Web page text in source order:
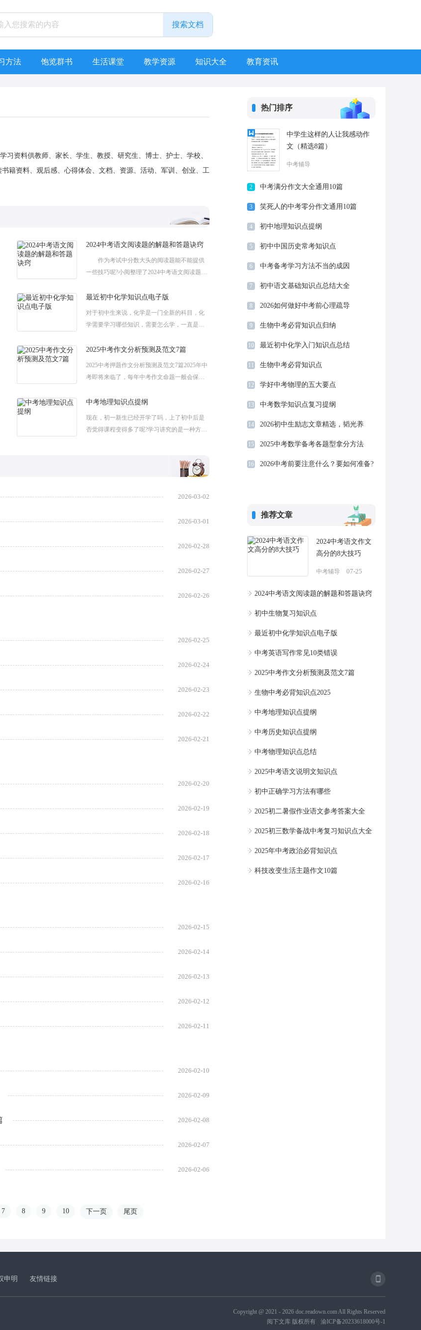
方法 饱览群书 生活课堂 教学资源 知识大全 教育资讯
习资料供教师、家长、学生、教授、研究生、博士、护士、学校、
籍资料、观后感、心得体会、文档、资源、活动、军训、创业、工
2024中考语文阅读题的解题和答题诀窍
作为考试中分数大头的阅读题能不能提供
一些技巧呢?小阅整理了2024中考语文阅读题的
中考语文阅读题的解题和答题诀窍
最近初中化学知识点电子版
对于初中生来说，化学是一门全新的科目，化
学需要学习哪些知识，需要怎么学，一直是学
化学知识点电子版，希望大家喜欢!初中化学
2025中考作文分析预测及范文7篇
2025中考押题作文分析预测及范文7篇2025年中
考即将来临了，每年中考作文命题一般会保持
变，变中出新。那么今天小阅在这
中考地理知识点提纲
现在，初一新生已经开学了吗，上了初中后是
否觉得课程变得多了呢?学习讲究的是一种方
2026-03-02
2026-03-01
2026-02-28
2026-02-27
2026-02-26
2026-02-25
2026-02-24
2026-02-23
2026-02-22
2026-02-21
2026-02-20
2026-02-19
2026-02-18
2026-02-17
2026-02-16
2026-02-15
2026-02-14
2026-02-13
2026-02-12
2026-02-11
2026-02-10
2026-02-09
2026-02-08
2026-02-07
2026-02-06
7 8 9 10 下一页 尾页
热门排序
中学生这样的人让我感动作
文（精选8篇）
中考辅导
2 中考满分作文大全通用10篇
3 笑死人的中考零分作文通用10篇
4 初中地理知识点提纲
5 初中中国历史常考知识点
6 中考备考学习方法不当的成因
7 初中语文基础知识点总结大全
8 2026如何做好中考前心理疏导
9 生物中考必背知识点归纳
10 最近初中化学入门知识点总结
11 生物中考必背知识点
12 学好中考物理的五大要点
13 中考数学知识点复习提纲
14
2026初中生励志文章精选，韬光养
晦，磨砺自己5篇
15 2025中考数学备考各题型拿分方法
16 2026中考前要注意什么？要如何准备?
推荐文章
2024中考语文作文
高分的8大技巧
中考辅导 07-25
2024中考语文阅读题的解题和答题诀窍
初中生物复习知识点
最近初中化学知识点电子版
中考英语写作常见10类错误
2025中考作文分析预测及范文7篇
生物中考必背知识点2025
中考地理知识点提纲
中考历史知识点提纲
中考物理知识点总结
2025中考语文说明文知识点
初中正确学习方法有哪些
2025初二暑假作业语文参考答案大全
2025初三数学备战中考复习知识点大全
2025年中考政治必背知识点
科技改变生活主题作文10篇
申明 友情链接
Copyright @ 2021 - 2026 doc.readown.com All Rights Reserved
阅下文库 版权所有
渝ICP备20233618000号-1